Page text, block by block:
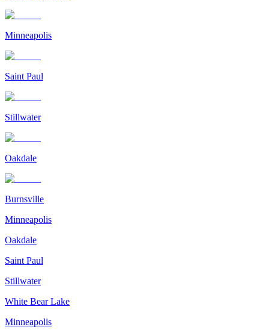
Minneapolis
Saint Paul
Stillwater
Oakdale
Burnsville
Minneapolis
Oakdale
Saint Paul
Stillwater
White Bear Lake
Minneapolis